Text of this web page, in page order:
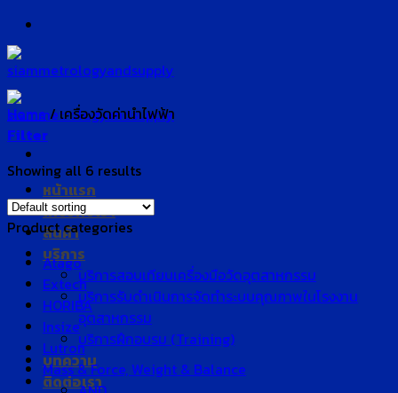
Skip
to
content
หน้าแรก
เกี่ยวกับเรา
สินค้า
บริการ
บริการสอบเทียบเครื่องมือวัดอุตสาหกรรม
บริการรับดำเนินการจัดทำระบบคุณภาพในโรงงาน
อุตสาหกรรม
บริการฝึกอบรม (Training)
บทความ
ติดต่อเรา
Home /เครื่องวัดค่านำไฟฟ้า
Filter
Showing all 6 results
Product categories
Atago
Extech
HORIBA
Insize
Lutron
Mass & Force, Weight & Balance